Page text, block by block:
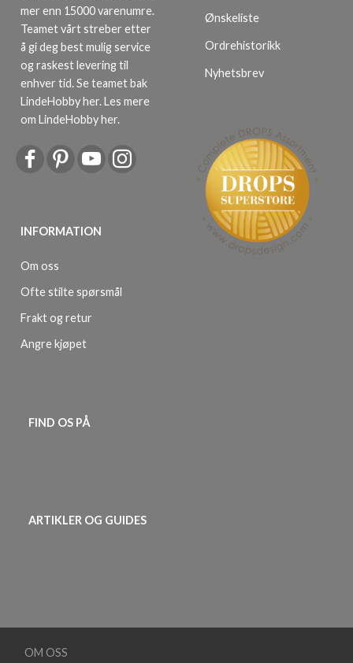
mer enn 15000 varenumre.
Teamet vårt streber etter
å gi deg best mulig service
og raskest levering til
enhver tid. Se teamet bak
LindeHobby her.Les mere
om LindeHobby her.
INFORMATION
Om oss
Ofte stilte spørsmål
Frakt og retur
Angre kjøpet
Ønskeliste
Ordrehistorikk
Nyhetsbrev
FIND OS PÅ
ARTIKLER OG GUIDES
OM OSS